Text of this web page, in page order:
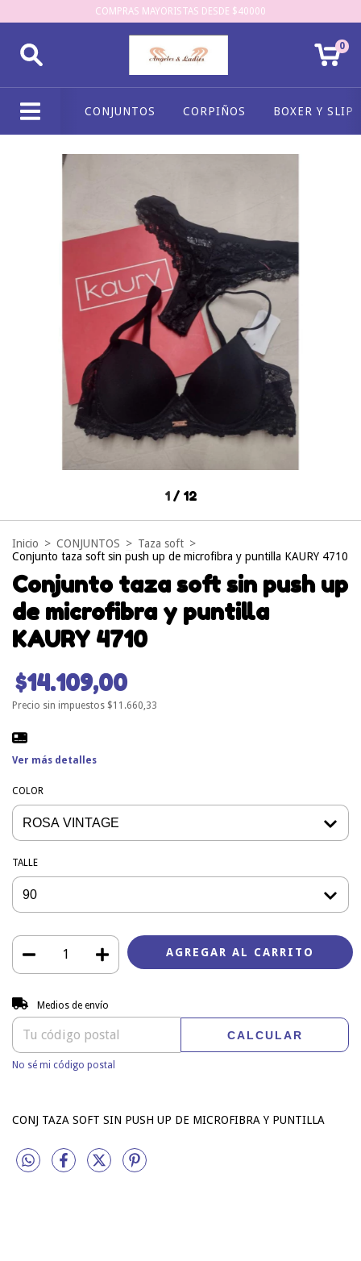
COMPRAS MAYORISTAS DESDE $40000
0
CONJUNTOS CORPIÑOS BOXER Y SLIP
1/ 12
Inicio > CONJUNTOS > Taza soft >
Conjunto taza soft sin push up de microfibra y puntilla KAURY 4710
Conjunto taza soft sin push up
de microfibra y puntilla
KAURY 4710
$14.109,00
Precio sin impuestos $11.660,33
Ver más detalles
COLOR
TALLE
Entregas para el CP:
Medios de envío
CALCULAR
No sé mi código postal
CONJ TAZA SOFT SIN PUSH UP DE MICROFIBRA Y PUNTILLA